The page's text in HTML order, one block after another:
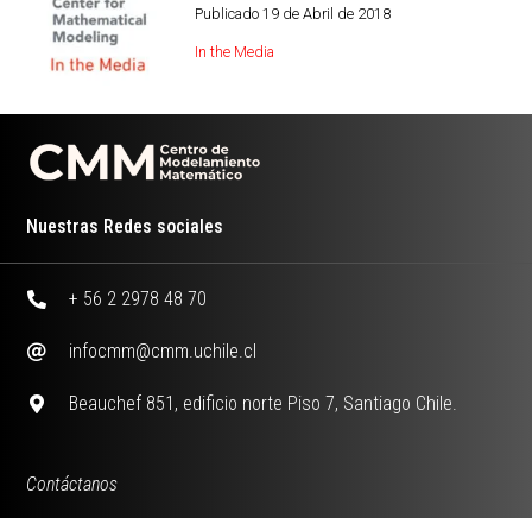
Publicado 19 de Abril de 2018
In the Media
Nuestras Redes sociales
+ 56 2 2978 48 70
infocmm@cmm.uchile.cl
Beauchef 851, edificio norte Piso 7, Santiago Chile.
Contáctanos